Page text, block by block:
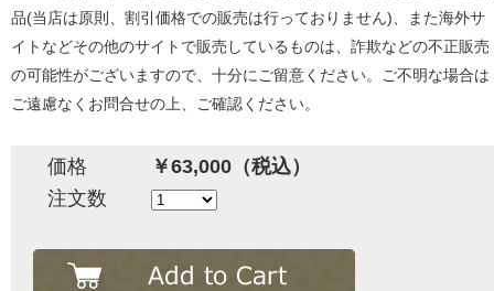
品(当店は原則、割引価格での販売は行っておりません)、また海外サ
イトなどその他のサイトで販売しているものは、詐欺などの不正販売
の可能性がございますので、十分にご留意ください。ご不明な場合は
ご遠慮なくお問合せの上、ご確認ください。
価格
￥63,000（税込）
注文数